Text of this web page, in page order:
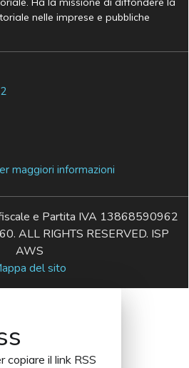
nelle imprese e pubbliche
maggiori informazioni
e Partita IVA 13868590962
ALL RIGHTS RESERVED. ISP
AWS
del sito
copiare il link RSS